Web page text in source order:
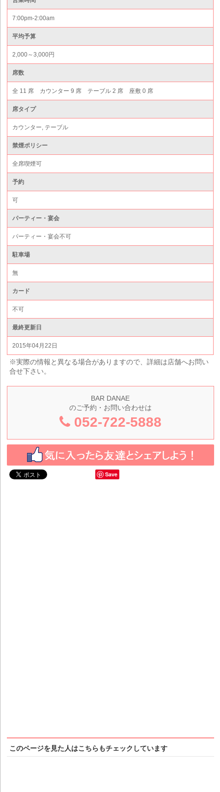
7:00pm-2:00am
平均予算
2,000～3,000円
席数
全 11 席 カウンター 9 席 テーブル 2 席 座敷 0 席
席タイプ
カウンター, テーブル
禁煙ポリシー
全席喫煙可
予約
可
パーティー・宴会
パーティー・宴会不可
駐車場
無
カード
不可
最終更新日
2015年04月22日
※実際の情報と異なる場合がありますので、詳細は店舗へお問い
合せ下さい。
BAR DANAE
のご予約・お問い合わせは
052-722-5888
Save
このページを見た人はこちらもチェックしています